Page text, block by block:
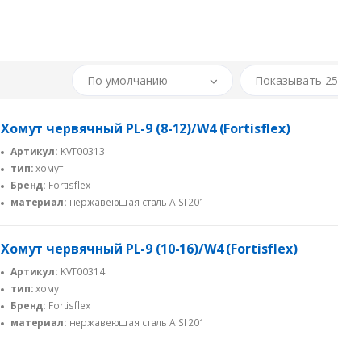
По умолчанию Показывать 25
Хомут червячный PL-9 (8-12)/W4 (Fortisflex)
Артикул: KVT00313
тип:хомут
Бренд: Fortisflex
материал: нержавеющая сталь AISI 201
Хомут червячный PL-9 (10-16)/W4 (Fortisflex)
Артикул: KVT00314
тип:хомут
Бренд: Fortisflex
материал: нержавеющая сталь AISI 201